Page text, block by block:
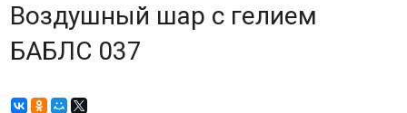
Воздушный шар с гелием
БАБЛС 037